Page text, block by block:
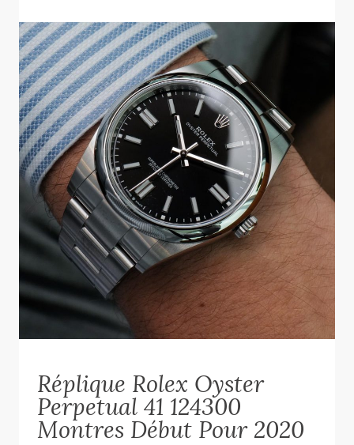
Réplique Rolex Oyster
Perpetual 41 124300
Montres Début Pour 2020